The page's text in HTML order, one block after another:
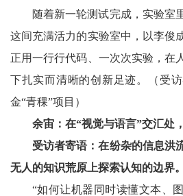
随着新一轮测试完成，实验室
这间充满活力的实验室中，以李俊
正用一行行代码、一次次实验，在
下扎实而清晰的创新足迹。（受
金“青稞”项目）
余宙：在“视觉与语言”交汇处
受访者寄语：在纷杂的信息洪
无人的知识荒原上探索认知的边界。
“如何让机器同时读懂文本、